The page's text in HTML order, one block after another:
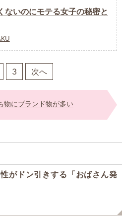
ないのにモテる女子の秘密と
3 次へ
物にブランド物が多い
がドン引きする「おばさん発